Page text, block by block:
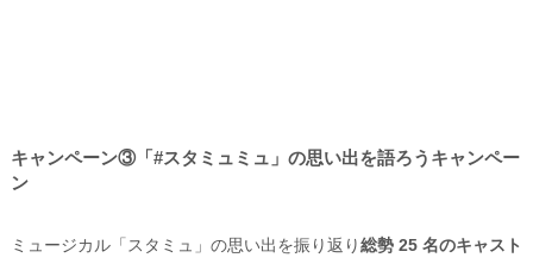
キャンペーン③「#スタミュミュ」の思い出を語ろうキャンペー
ン
ミュージカル「スタミュ」の思い出を振り返り総勢 25 名のキャスト